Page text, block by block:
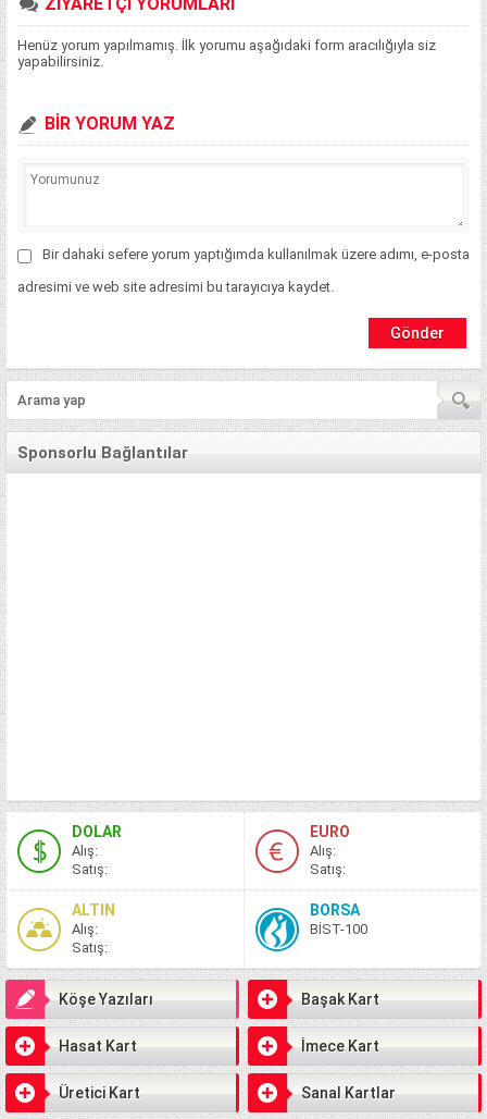
Henüz yorum yapılmamış. İlk yorumu aşağıdaki form aracılığıyla siz
yapabilirsiniz.
BİR YORUM YAZ
Bir dahaki sefere yorum yaptığımda kullanılmak üzere adımı, e-posta
adresimi ve web site adresimi bu tarayıcıya kaydet.
Sponsorlu Bağlantılar
DOLAR
Alış:
Satış:
EURO
Alış:
Satış:
ALTIN
Alış:
Satış:
BORSA
BİST-100
Köşe Yazıları Başak Kart
Hasat Kart İmece Kart
Üretici Kart Sanal Kartlar